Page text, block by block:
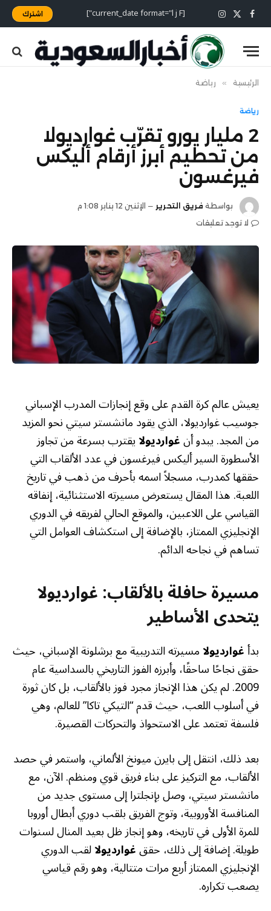
فيسبوك
X
(Twitter)
الانستغرام [current_date format="l j F"] اشترك
الرئيسية » رياضة
رياضة
2 مليار يورو تقرّب غوارديولا
من تحطيم أبرز أرقام أليكس
فيرغسون
بواسطة فريق التحرير
الإثنين 12 يناير 1:08 م
لا توجد تعليقات
يعيش عالم كرة القدم على وقع إنجازات المدرب الإسباني
جوسيب غوارديولا، الذي يقود مانشستر سيتي نحو المزيد
من المجد. يبدو أنغوارديولايقترب بسرعة من تجاوز
الأسطورة السير أليكس فيرغسون في عدد الألقاب التي
حققها كمدرب، مسجلاً اسمه بأحرف من ذهب في تاريخ
اللعبة. هذا المقال يستعرض مسيرته الاستثنائية، إنفاقه
القياسي على اللاعبين، والموقع الحالي لفريقه في الدوري
الإنجليزي الممتاز، بالإضافة إلى استكشاف العوامل التي
تساهم في نجاحه الدائم.
مسيرة حافلة بالألقاب: غوارديولا
يتحدى الأساطير
بدأغوارديولامسيرته التدريبية مع برشلونة الإسباني، حيث
حقق نجاحًا ساحقًا، وأبرزه الفوز التاريخي بالسداسية عام
2009. لم يكن هذا الإنجاز مجرد فوز بالألقاب، بل كان ثورة
في أسلوب اللعب، حيث قدم “التيكي تاكا” للعالم، وهي
فلسفة تعتمد على الاستحواذ والتحركات القصيرة.
بعد ذلك، انتقل إلى بايرن ميونخ الألماني، واستمر في حصد
الألقاب، مع التركيز على بناء فريق قوي ومنظم. الآن، مع
مانشستر سيتي، وصل بإنجلترا إلى مستوى جديد من
المنافسة الأوروبية، وتوج الفريق بلقب دوري أبطال أوروبا
للمرة الأولى في تاريخه، وهو إنجاز ظل بعيد المنال لسنوات
طويلة. إضافة إلى ذلك، حققغوارديولالقب الدوري
الإنجليزي الممتاز أربع مرات متتالية، وهو رقم قياسي
يصعب تكراره.